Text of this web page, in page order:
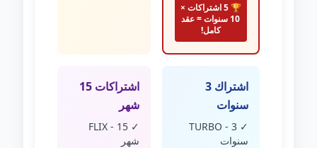
🏆 5 اشتراكات ×
10 سنوات = عقد
كامل!
اشتراك 3
سنوات
✓ TURBO - 3
سنوات
اشتراكات 15
شهر
✓ FLIX - 15
شهر